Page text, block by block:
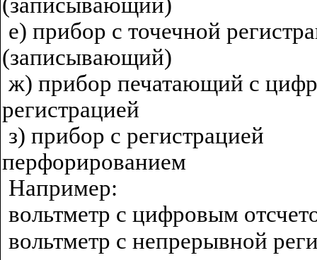
(записывающий)
е) прибор с точечной
(записывающий)
ж) прибор печатающий с
регистрацией
з) прибор с регистрацией
перфорированием
Например:
вольтметр с цифровым
вольтметр с непрерывной